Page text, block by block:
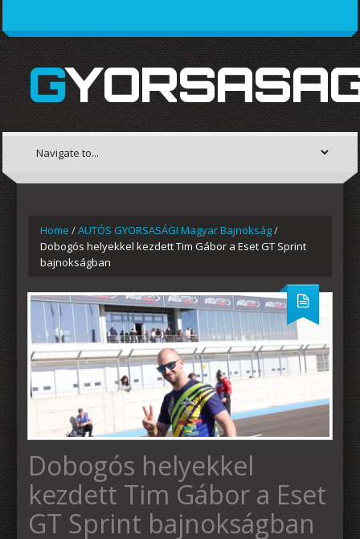
Home /AUTÓS GYORSASÁGI Magyar Bajnokság/
Dobogós helyekkel kezdett Tim Gábor a Eset GT Sprint
bajnokságban
Dobogós helyekkel
kezdett Tim Gábor a Eset
GT Sprint bajnokságban